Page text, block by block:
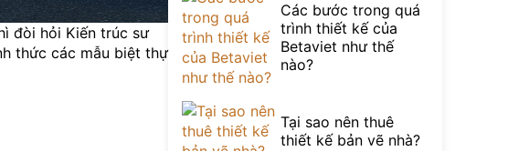
đòi hỏi Kiến trúc sư
thức các mẫu biệt thự
Các bước trong quá
trình thiết kế của
Betaviet như thế
nào?
Tại sao nên thuê
thiết kế bản vẽ nhà?